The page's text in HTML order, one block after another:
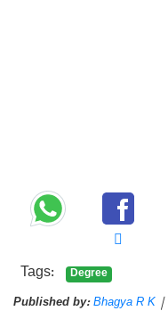
Tags: Degree
Published by: Bhagya R K |